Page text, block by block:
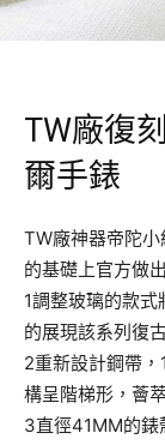
TW廠復
爾手錶
TW廠神器帝陀
的基礎上官方做
1調整玻璃的款
的展現該系列復
2重新設計鋼帶
構呈階梯形，薈
3直徑41MM的錶